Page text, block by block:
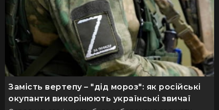
Замість вертепу – "дід мороз": як російські
окупанти викорінюють українські звичаї